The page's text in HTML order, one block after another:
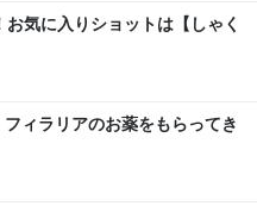
気に入りショットは【しゃく
ィラリアのお薬をもらってき